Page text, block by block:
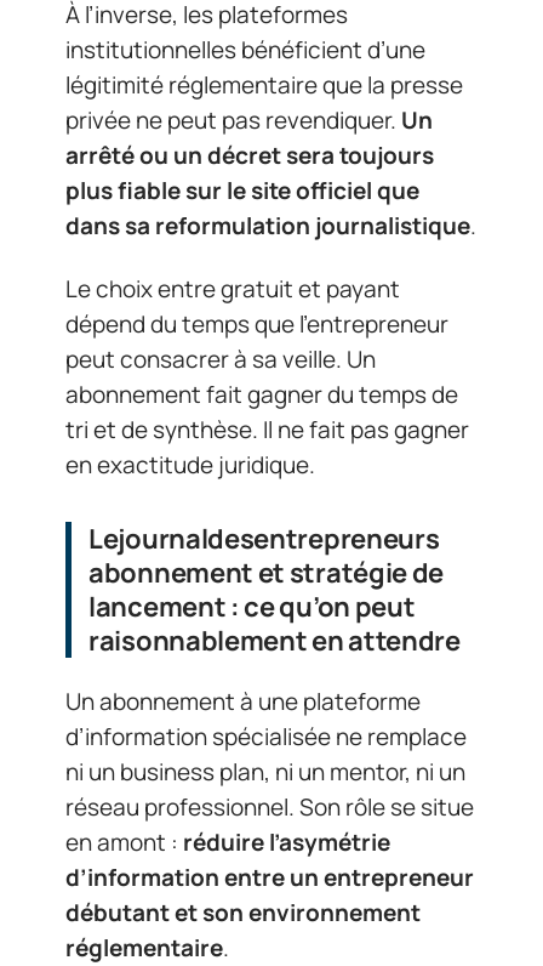
À l’inverse, les plateformes
institutionnelles bénéficient d’une
légitimité réglementaire que la presse
privée ne peut pas revendiquer. Un
arrêté ou un décret sera toujours
plus fiable sur le site officiel que
dans sa reformulation journalistique.
Le choix entre gratuit et payant
dépend du temps que l’entrepreneur
peut consacrer à sa veille. Un
abonnement fait gagner du temps de
tri et de synthèse. Il ne fait pas gagner
en exactitude juridique.
Lejournaldesentrepreneurs
abonnement et stratégie de
lancement : ce qu’on peut
raisonnablement en attendre
Un abonnement à une plateforme
d’information spécialisée ne remplace
ni un business plan, ni un mentor, ni un
réseau professionnel. Son rôle se situe
en amont : réduire l’asymétrie
d’information entre un entrepreneur
débutant et son environnement
réglementaire.